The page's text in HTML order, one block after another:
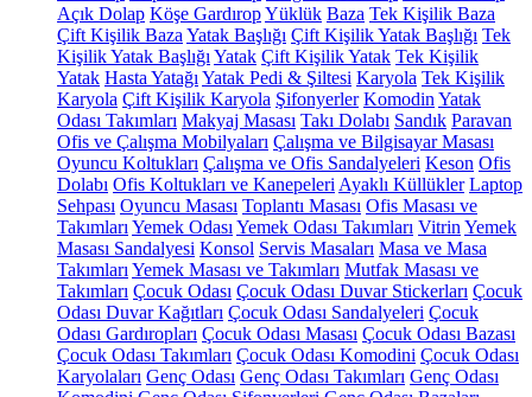
Açık Dolap Köşe GardıropYüklük Baza Tek Kişilik Baza
Çift Kişilik Baza Yatak Başlığı Çift Kişilik Yatak Başlığı Tek
Kişilik Yatak Başlığı Yatak Çift Kişilik Yatak Tek Kişilik
Yatak Hasta Yatağı Yatak Pedi & Şiltesi Karyola Tek Kişilik
Karyola Çift Kişilik Karyola Şifonyerler Komodin Yatak
Odası Takımları Makyaj Masası Takı Dolabı Sandık Paravan
Ofis ve Çalışma Mobilyaları Çalışma ve Bilgisayar Masası
Oyuncu Koltukları Çalışma ve Ofis Sandalyeleri Keson Ofis
Dolabı Ofis Koltukları ve Kanepeleri Ayaklı Küllükler Laptop
Sehpası Oyuncu Masası Toplantı Masası Ofis Masası ve
Takımları Yemek Odası Yemek Odası Takımları Vitrin Yemek
Masası Sandalyesi Konsol Servis Masaları Masa ve Masa
Takımları Yemek Masası ve Takımları Mutfak Masası ve
Takımları Çocuk Odası Çocuk Odası Duvar Stickerları Çocuk
Odası Duvar Kağıtları Çocuk Odası Sandalyeleri Çocuk
Odası Gardıropları Çocuk Odası Masası Çocuk Odası Bazası
Çocuk Odası Takımları Çocuk Odası Komodini Çocuk Odası
Karyolaları Genç Odası Genç Odası Takımları Genç Odası